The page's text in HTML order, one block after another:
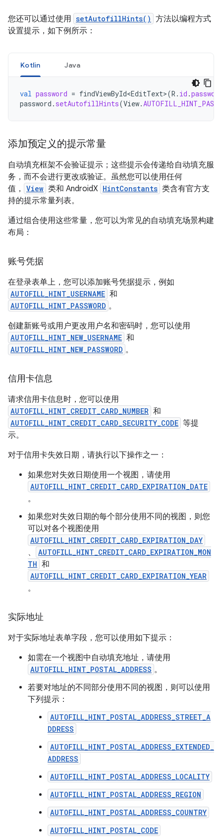
您还可以通过使用 setAutofillHints() 方法以编程方式
设置提示，如下例所示：
Kotlin Java
val password = findViewById<EditText>(R . id .
password . setAutofillHints(View.
添加预定义的提示常量
自动填充框架不会验证提示；这些提示会传递给自动填充服
务，而不会进行更改或验证。虽然您可以使用任何
值，
View 类和 AndroidX HintConstants 类含有官方支
持的提示常量列表。
通过组合使用这些常量，您可以为常见的自动填充场景构建
布局：
账号凭据
在登录表单上，您可以添加账号凭据提示，例如
AUTOFILL_HINT_USERNAME 和
AUTOFILL_HINT_PASSWORD 。
创建新账号或用户更改用户名和密码时，您可以使用
AUTOFILL_HINT_NEW_USERNAME 和
AUTOFILL_HINT_NEW_PASSWORD 。
信用卡信息
请求信用卡信息时，您可以使用
AUTOFILL_HINT_CREDIT_CARD_NUMBER 和
AUTOFILL_HINT_CREDIT_CARD_SECURITY_CODE 等提
示。
对于信用卡失效日期，请执行以下操作之一：
如果您对失效日期使用一个视图，请使用
AUTOFILL_HINT_CREDIT_CARD_EXPIRATION_DATE
。
如果您对失效日期的每个部分使用不同的视图，则您
可以对各个视图使用
AUTOFILL_HINT_CREDIT_CARD_EXPIRATION_DAY
、
AUTOFILL_HINT_CREDIT_CARD_EXPIRATION_MON
TH 和
AUTOFILL_HINT_CREDIT_CARD_EXPIRATION_YEAR
。
实际地址
对于实际地址表单字段，您可以使用如下提示：
如需在一个视图中自动填充地址，请使用
AUTOFILL_HINT_POSTAL_ADDRESS 。
若要对地址的不同部分使用不同的视图，则可以使用
下列提示：
AUTOFILL_HINT_POSTAL_ADDRESS_STREET_A
DDRESS
AUTOFILL_HINT_POSTAL_ADDRESS_EXTENDED_
ADDRESS
AUTOFILL_HINT_POSTAL_ADDRESS_LOCALITY
AUTOFILL_HINT_POSTAL_ADDRESS_REGION
AUTOFILL_HINT_POSTAL_ADDRESS_COUNTRY
AUTOFILL_HINT_POSTAL_CODE